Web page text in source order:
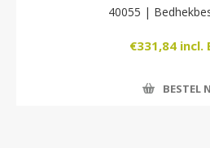
40055 |
€331,84 incl.
BESTEL